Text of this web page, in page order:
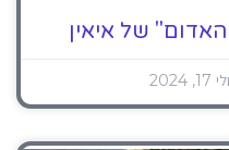
של איאין
17, 2024